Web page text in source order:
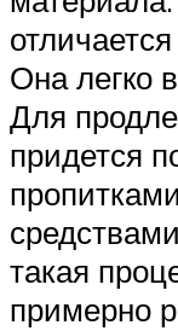
Она легко
Для
придется
такая
примерно